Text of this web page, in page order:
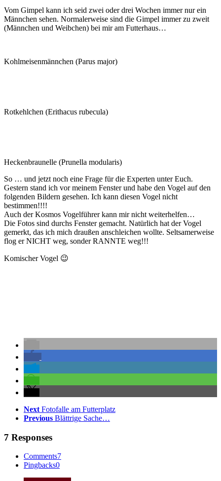
Vom Gimpel kann ich seid zwei oder drei Wochen immer nur ein
Männchen sehen. Normalerweise sind die Gimpel immer zu zweit
(Männchen und Weibchen) bei mir am Futterhaus…
Kohlmeisenmännchen (Parus major)
Rotkehlchen (Erithacus rubecula)
Heckenbraunelle (Prunella modularis)
So … und jetzt noch eine Frage für die Experten unter Euch.
Gestern stand ich vor meinem Fenster und habe den Vogel auf den
folgenden Bildern gesehen. Ich kann diesen Vogel nicht
bestimmen!!!!
Auch der Kosmos Vogelführer kann mir nicht weiterhelfen…
Die Fotos sind durchs Fenster gemacht. Natürlich hat der Vogel
gemerkt, das ich mich draußen anschleichen wollte. Seltsamerweise
flog er NICHT weg, sonder RANNTE weg!!!
Komischer Vogel 😉
Next Fotofalle am Futterplatz
Previous Blättrige Sache…
7 Responses
Comments7
Pingbacks0